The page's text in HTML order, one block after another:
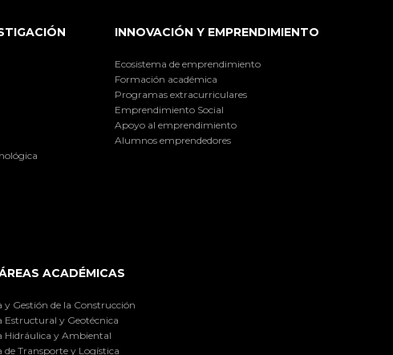
INNOVACIÓN Y EMPRENDIMIENTO
Ecosistema de emprendimiento
Formación académica
Programas extracurriculares
Emprendimiento Social
Apoyo al emprendimiento
Alumnos emprendedores
ACADÉMICAS
Gestión de la Construcción
Estructural y Geotécnica
Hidráulica y Ambiental
Transporte y Logística